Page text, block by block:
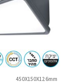
450X150X126mm